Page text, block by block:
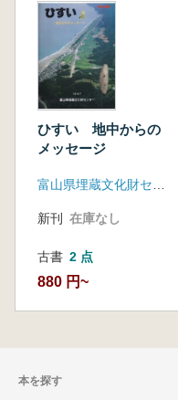
ひすい 地中からの
メッセージ
新刊 在庫なし
古書 2 点
880 円~
本を探す